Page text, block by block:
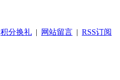
积分换礼 | 网站留言 | RSS订阅